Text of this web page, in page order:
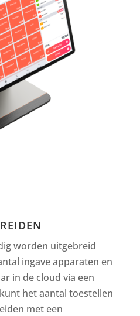
worden uitgebreid
ingave apparaten en
in de cloud via een
het aantal toestellen
met een